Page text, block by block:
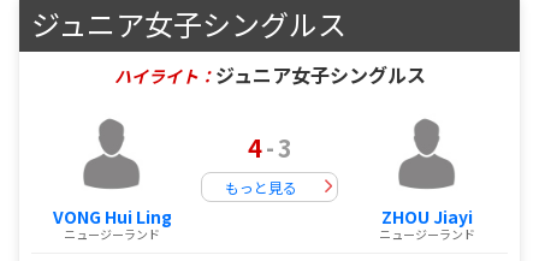
ジュニア女子シングルス
ハイライト： ジュニア女子シングルス
VONG Hui Ling
ニュージーランド
4-3
もっと見る
ZHOU Jiayi
ニュージーランド